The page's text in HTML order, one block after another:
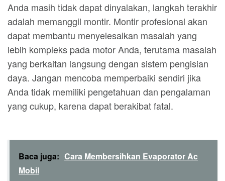
Anda masih tidak dapat dinyalakan, langkah terakhir
adalah memanggil montir. Montir profesional akan
dapat membantu menyelesaikan masalah yang
lebih kompleks pada motor Anda, terutama masalah
yang berkaitan langsung dengan sistem pengisian
daya. Jangan mencoba memperbaiki sendiri jika
Anda tidak memiliki pengetahuan dan pengalaman
yang cukup, karena dapat berakibat fatal.
Baca juga: Cara Membersihkan Evaporator Ac
Mobil